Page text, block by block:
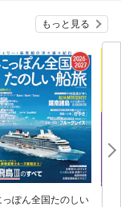
もっと見る
っぽん全国たのしい